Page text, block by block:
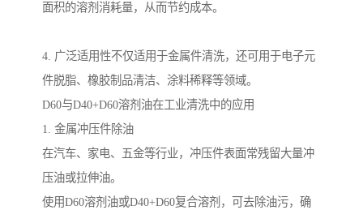
面积的溶剂消耗量，从而节约成本。
4. 广泛适用性不仅适用于金属件清洗，还可用于电子元
件脱脂、橡胶制品清洁、涂料稀释等领域。
D60与D40+D60溶剂油在工业清洗中的应用
1. 金属冲压件除油
在汽车、家电、五金等行业，冲压件表面常残留大量冲
压油或拉伸油。
使用D60溶剂油或D40+D60复合溶剂，可去除油污，确